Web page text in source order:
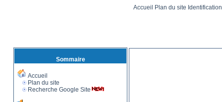
Accueil Plan du site
Sommaire
Accueil
Plan du site
Recherche Google Site